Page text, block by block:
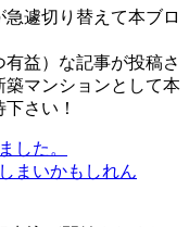
遽切り替えて本ブロ
益）な記事が投稿さ
マンションとして本
さい！
した。
まいかもしれん